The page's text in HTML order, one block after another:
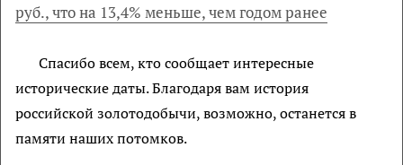
руб., что на 13,4% меньше, чем годом ранее
Спасибо всем, кто сообщает интересные
исторические даты. Благодаря вам история
российской золотодобычи, возможно, останется в
памяти наших потомков.